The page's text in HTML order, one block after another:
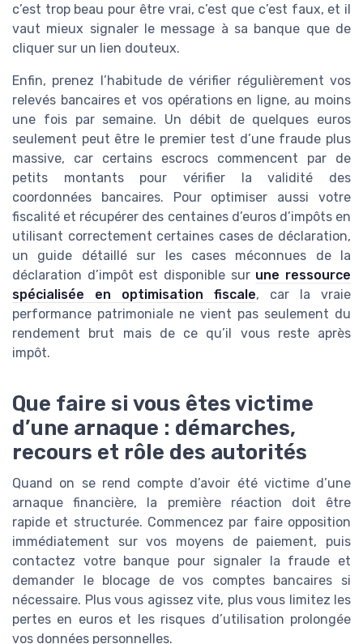
c’est trop beau pour être vrai, c’est que c’est faux, et il
vaut mieux signaler le message à sa banque que de
cliquer sur un lien douteux.
Enfin, prenez l’habitude de vérifier régulièrement vos
relevés bancaires et vos opérations en ligne, au moins
une fois par semaine. Un débit de quelques euros
seulement peut être le premier test d’une fraude plus
massive, car certains escrocs commencent par de
petits montants pour vérifier la validité des
coordonnées bancaires. Pour optimiser aussi votre
fiscalité et récupérer des centaines d’euros d’impôts en
utilisant correctement certaines cases de déclaration,
un guide détaillé sur les cases méconnues de la
déclaration d’impôt est disponible sur une ressource
spécialisée en optimisation fiscale, car la vraie
performance patrimoniale ne vient pas seulement du
rendement brut mais de ce qu’il vous reste après
impôt.
Que faire si vous êtes victime
d’une arnaque : démarches,
recours et rôle des autorités
Quand on se rend compte d’avoir été victime d’une
arnaque financière, la première réaction doit être
rapide et structurée. Commencez par faire opposition
immédiatement sur vos moyens de paiement, puis
contactez votre banque pour signaler la fraude et
demander le blocage de vos comptes bancaires si
nécessaire. Plus vous agissez vite, plus vous limitez les
pertes en euros et les risques d’utilisation prolongée
vos données personnelles.